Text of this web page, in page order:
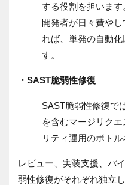
する役割を担います
開発者が日々費や
れば、単発の自動
す。
・SAST脆弱性修復
SAST脆弱性修復で
を含むマージリク
リティ運用のボトル
レビュー、実装支援、パ
弱性修復がそれぞれ独立